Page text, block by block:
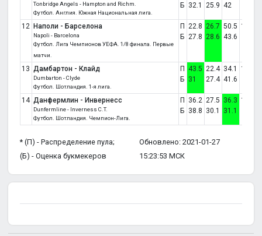
Tonbridge Angels - Hampton and Richm.
Футбол. Англия. Южная Национальная лига.
Б 32.1
25.9 42
12 Наполи - Барселона
Napoli - Barcelona
Футбол. Лига Чемпионов УЕФА. 1/8 финала. Первые
матчи.
П
Б
22.8
27.8
26.7
28.6
50.5
43.6
1:1
13 Дамбартон - Клайд
Dumbarton - Clyde
Футбол. Шотландия. 1-я лига.
П
Б
43.5
31
22.4
27.4
34.1
41.6
1:0
14 Данфермлин - Инвернесс
Dunfermline - Inverness C.T.
Футбол. Шотландия. Чемпион-Лига.
П
Б
36.2
38.8
27.5
30.1
36.3
31.1
1:2
* (П) - Распределение пула;
(Б) - Оценка букмекеров
Обновлено: 2021-01-27
15:23:53 МСК